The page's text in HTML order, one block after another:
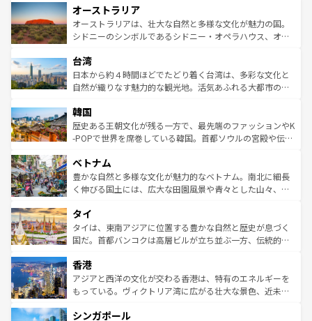
部のニューオーリンズでは、音楽と美食が融合した独特の
文化が魅力。旅行者はアメリカの各地域で異なる魅力を楽
しみながら、その多様性と豊かな歴史を感じることができ
ならではの贅沢な旅のスタイルだ。 なお、新着のアメリカ
情報はコンテンツ一覧を参照してほしい。
ワイ島は見逃せない。また、定番の観光地といえばオアフ
島だが、静かな自然を求めるならマウイ島やカウアイ島が
おすすめ。エメラルドグリーンに輝く海をはじめ、豊かな
れるおもてなしの心で訪れる人々を迎えてくれるハワイの
人々、おいしいローカルフードやハワイアンミュージッ
ク、伝統的なフラダンスなど、すべてがハワイの魅力を彩
ワイを、存分に味わってほしい。 なお、新着のハワイ情報
はコンテンツ一覧を参照してほしい。
オーストラリア
オーストラリアは、壮大な自然と多様な文化が魅力の国。
シドニーのシンボルであるシドニー・オペラハウス、オー
リアリーフや大陸中央部にそびえるウルル（エアーズロッ
ク）、タスマニアの美しい原生林やケアンズの熱帯雨林な
ど、見どころがたくさん。また、カフェやワイン、オージ
いる。アクティビティも充実しており、サーフィンやダイ
ビング、ハイキングなど、アウトドア好きにはたまらな
い。オーストラリアの多彩な魅力を存分に味わいつくそ
参照してほしい。
台湾
日本から約４時間ほどでたどり着く台湾は、多彩な文化と
自然が織りなす魅力的な観光地。活気あふれる大都市の台
ン）、静ひつな山岳地帯である台湾東部など、都市の喧騒
と山間の静けさが共存しており、訪れる人に新しい発見と
驚きをもたらしてくれる。また、奥深い台湾の食文化も魅
容にもいいと評判のスイーツなど、バラエティ豊かな料理
が味わえる。 なお、新着の台湾情報は コンテンツ一覧を参
照してほしい。
韓国
歴史ある王朝文化が残る一方で、最先端のファッションやK
-POPで世界を席巻している韓国。首都ソウルの宮殿や伝統
き、地方に足を延ばせば四季折々の自然美を楽しむことが
できる。そして、キムチや焼肉、絶品のストリートフード
まで、さまざまな韓国料理が待っている。夜には、韓国な
リティに包まれながら、韓国の多彩な魅力を心ゆくまで味
わってみてほしい。 なお、新着の韓国情報はコンテンツ一
覧を参照してほしい。
ベトナム
豊かな自然と多様な文化が魅力的なベトナム。南北に細長
く伸びる国土には、広大な田園風景や青々とした山々、世
急速な発展と共に伝統が息づく。ハノイの古い町並みやホ
ーチミン市のフランス統治時代の建物も、独特の雰囲気を
醸し出している。また、バラエティの豊かさとおいしさで
とつ。フォーやバインミー、ベトナムコーヒーなどは、ぜ
ひ現地で味わいたい。どの地域を訪れてもあたたかい人々
が旅行者を迎えてくれるので、きっと忘れられない旅にな
参照してほしい。
タイ
タイは、東南アジアに位置する豊かな自然と歴史が息づく
国だ。首都バンコクは高層ビルが立ち並ぶ一方、伝統的な
の活気が交差している。北部ではチェンマイなどの山岳地
帯で自然と触れ合い、南部ではプーケットやクラビの美し
いビーチでリゾート気分を楽しむことができる。タイ料理
激する。気候は一年中温暖で、どの季節にも異なる楽しみ
香港
アジアと西洋の文化が交わる香港は、特有のエネルギーを
もっている。ヴィクトリア湾に広がる壮大な景色、近未来
み、どこを訪れても感動するはず。観光スポットが密集し
シンガポール